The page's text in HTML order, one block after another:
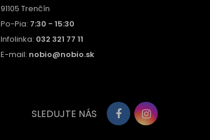
91105 Trenčín
Po-Pia: 7:30 - 15:30
Infolinka: 032 321 77 11
E-mail: nobio@nobio.sk
SLEDUJTE NÁS